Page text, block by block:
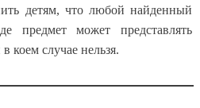
детям, что любой найденный
предмет может представлять
коем случае нельзя.